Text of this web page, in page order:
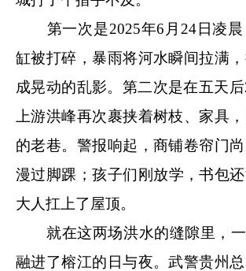
第一次是2025年6月24日凌晨
缸被打碎，暴雨将河水瞬间拉满
成晃动的乱影。第二次是在五天后
上游洪峰再次裹挟着树枝、家具
的老巷。警报响起，商铺卷帘门
漫过脚踝；孩子们刚放学，书包
大人扛上了屋顶。
就在这两场洪水的缝隙里，一
融进了榕江的日与夜。武警贵州